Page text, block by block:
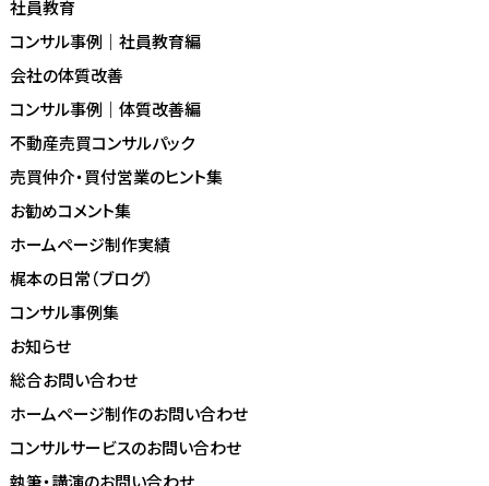
社員教育
コンサル事例｜社員教育編
会社の体質改善
コンサル事例｜体質改善編
不動産売買コンサルパック
売買仲介・買付営業のヒント集
お勧めコメント集
ホームページ制作実績
梶本の日常（ブログ）
コンサル事例集
お知らせ
総合お問い合わせ
ホームページ制作のお問い合わせ
コンサルサービスのお問い合わせ
執筆・講演のお問い合わせ